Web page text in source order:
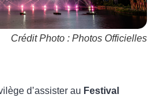
Crédit Photo : Photos Officielles
d’assister au Festival